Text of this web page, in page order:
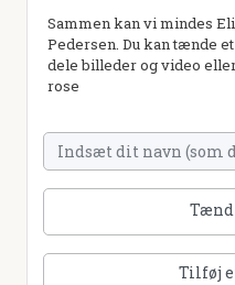
Sammen kan vi mindes
Pedersen. Du kan tænde
dele billeder og video
rose
Tilføj